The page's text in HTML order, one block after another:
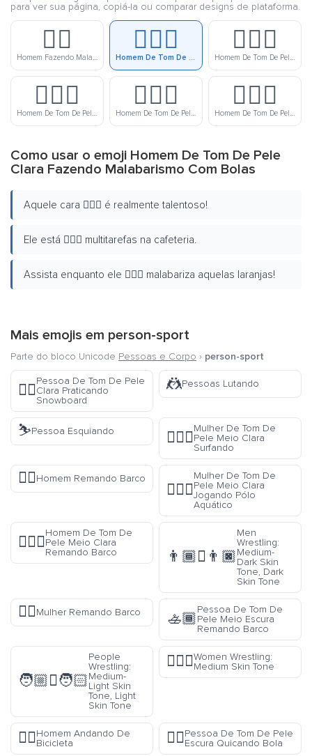
para ver sua página, copiá-la ou comparar designs de plataforma.
🤹‍♂️
Homem Fazendo Malabarismo Com Bolas
🤹🏻‍♂️
Homem De Tom De Pele Clara Fazendo Malabarismo Com Bolas
🤹🏼‍♂️
Homem De Tom De Pele Meio Clara Fazendo Malabarismo Com Bolas
🤹🏽‍♂️
Homem De Tom De Pele Médio Fazendo Malabarismo Com Bolas
🤹🏾‍♂️
Homem De Tom De Pele Meio Escura Fazendo Malabarismo Com Bolas
🤹🏿‍♂️
Homem De Tom De Pele Escura Fazendo Malabarismo Com Bolas
Como usar o emoji Homem De Tom De Pele
Clara Fazendo Malabarismo Com Bolas
Aquele cara 🤹🏻‍♂️ é realmente talentoso!
Ele está 🤹🏻‍♂️ multitarefas na cafeteria.
Assista enquanto ele 🤹🏻‍♂️ malabariza aquelas laranjas!
Mais emojis em person-sport
Parte do bloco Unicode Pessoas e Corpo › person-sport
🏂🏻
Pessoa De Tom De Pele
Clara Praticando
Snowboard
🤼Pessoas Lutando
⛷️Pessoa Esquiando 🏄🏼‍♀️
Mulher De Tom De
Pele Meio Clara
Surfando
🚣‍♂️Homem Remando Barco
🤽🏼‍♀️
Mulher De Tom De
Pele Meio Clara
Jogando Pólo
Aquático
🚣🏼‍♂️
Homem De Tom De
Pele Meio Clara
Remando Barco
👨🏾‍🫯‍👨🏿
Men
Wrestling:
Medium-
Dark Skin
Tone, Dark
Skin Tone
🚣‍♀️Mulher Remando Barco 🚣🏾
Pessoa De Tom De
Pele Meio Escura
Remando Barco
🧑🏼‍🫯‍🧑🏻
People
Wrestling:
Medium-
Light Skin
Tone, Light
Skin Tone
🤼🏽‍♀️Women Wrestling:
Medium Skin Tone
🚴‍♂️Homem Andando De
Bicicleta
⛹🏿Pessoa De Tom De Pele
Escura Quicando Bola